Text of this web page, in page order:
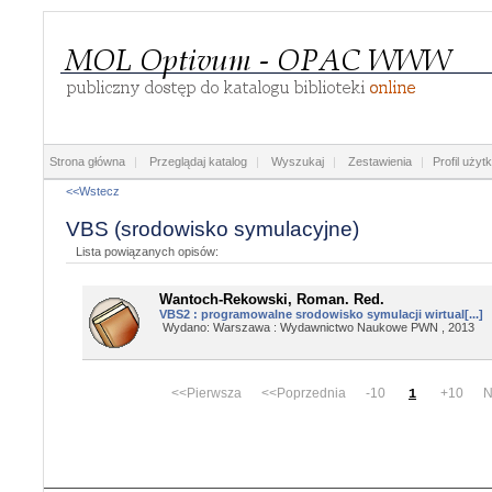
Strona główna | Przeglądaj katalog | Wyszukaj | Zestawienia | Profil
<<Wstecz
VBS (srodowisko symulacyjne)
Lista powiązanych opisów:
Wantoch-Rekowski, Roman. Red.
VBS2 : programowalne srodowisko symulacji wirtual[...]
Wydano: Warszawa : Wydawnictwo Naukowe PWN , 2013
<<Pierwsza <<Poprzednia -10 1 +10